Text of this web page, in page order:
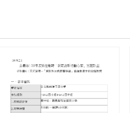
動
—
錢
世
金
生.pdf